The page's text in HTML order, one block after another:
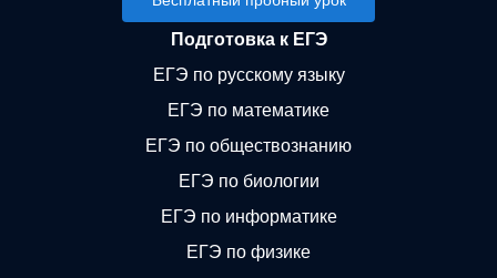
Подготовка к ЕГЭ
ЕГЭ по русскому языку
ЕГЭ по математике
ЕГЭ по обществознанию
ЕГЭ по биологии
ЕГЭ по информатике
ЕГЭ по физике